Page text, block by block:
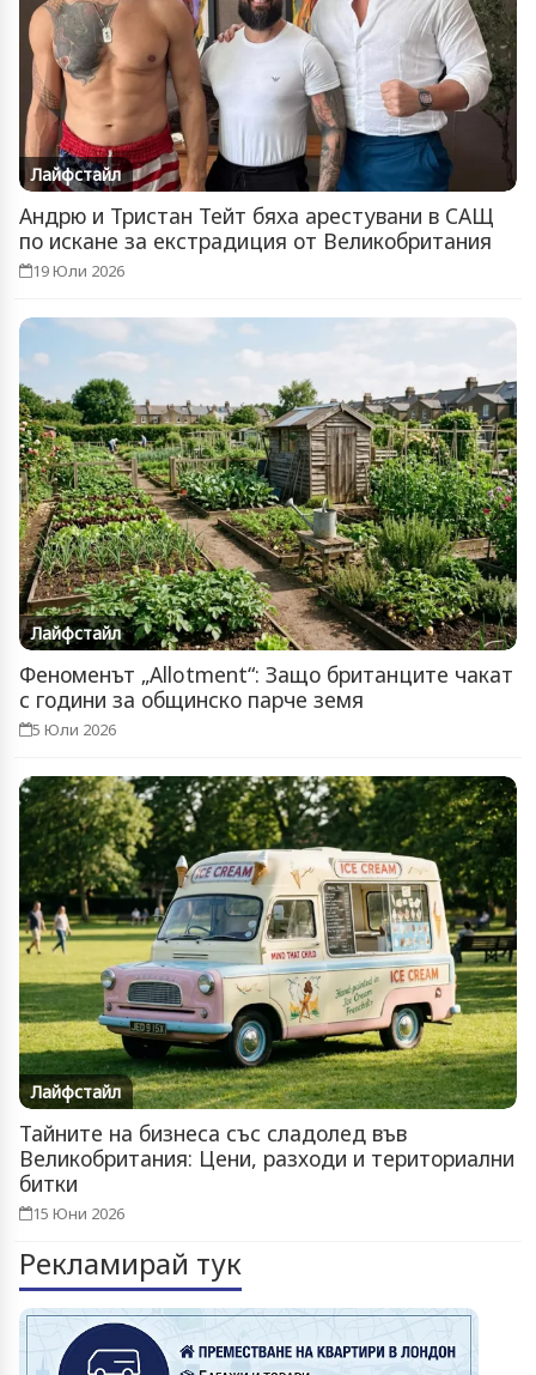
Лайфстайл
Андрю и Тристан Тейт бяха арестувани в САЩ
по искане за екстрадиция от Великобритания
19 Юли 2026
Лайфстайл
Феноменът „Allotment“: Защо британците чакат
с години за общинско парче земя
5 Юли 2026
Лайфстайл
Тайните на бизнеса със сладолед във
Великобритания: Цени, разходи и териториални
битки
15 Юни 2026
Рекламирай тук